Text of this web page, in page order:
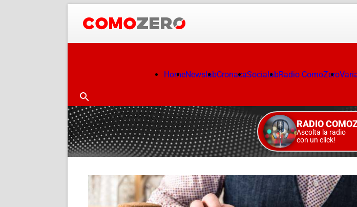
HomeNewslabCronacaSocialabRadio ComoZero
RADIO
Ascolta la radio
con un click!